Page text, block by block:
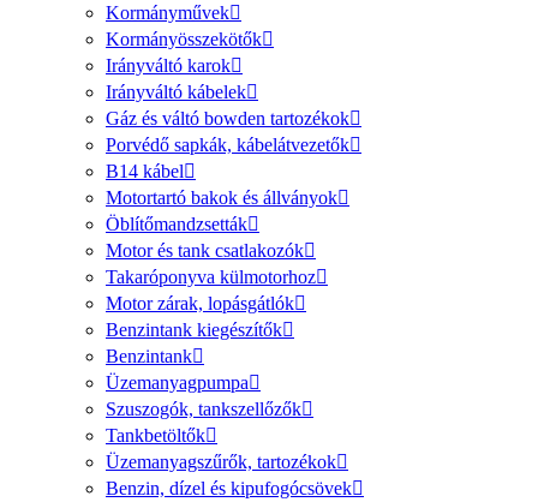
Kormányművek
Kormányösszekötők
Irányváltó karok
Irányváltó kábelek
Gáz és váltó bowden tartozékok
Porvédő sapkák, kábelátvezetők
B14 kábel
Motortartó bakok és állványok
Öblítőmandzsetták
Motor és tank csatlakozók
Takaróponyva külmotorhoz
Motor zárak, lopásgátlók
Benzintank kiegészítők
Benzintank
Üzemanyagpumpa
Szuszogók, tankszellőzők
Tankbetöltők
Üzemanyagszűrők, tartozékok
Benzin, dízel és kipufogócsövek